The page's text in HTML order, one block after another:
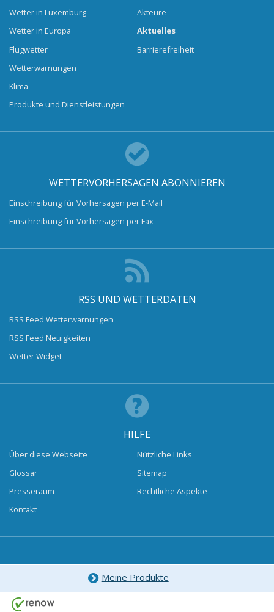
Wetter in Luxemburg
Wetter in Europa
Flugwetter
Wetterwarnungen
Klima
Produkte und Dienstleistungen
Akteure
Aktuelles
Barrierefreiheit
WETTERVORHERSAGEN ABONNIEREN
Einschreibung für Vorhersagen per E-Mail
Einschreibung für Vorhersagen per Fax
RSS UND WETTERDATEN
RSS Feed Wetterwarnungen
RSS Feed Neuigkeiten
Wetter Widget
HILFE
Über diese Webseite
Glossar
Presseraum
Kontakt
Nützliche Links
Sitemap
Rechtliche Aspekte
Meine Produkte